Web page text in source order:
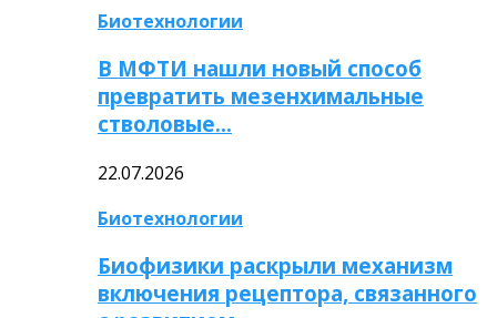
Биотехнологии
В МФТИ нашли новый способ
превратить мезенхимальные
стволовые…
22.07.2026
Биотехнологии
Биофизики раскрыли механизм
включения рецептора, связанного